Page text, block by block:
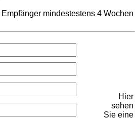
mindestestens 4 Wochen
Hier
sehen
Sie eine